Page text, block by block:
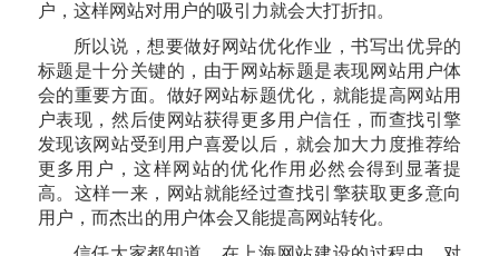
户，这样网站对用户的吸引力就会大打折扣。
所以说，想要做好网站优化作业，书写出优异的
标题是十分关键的，由于网站标题是表现网站用户体
会的重要方面。做好网站标题优化，就能提高网站用
户表现，然后使网站获得更多用户信任，而查找引擎
发现该网站受到用户喜爱以后，就会加大力度推荐给
更多用户，这样网站的优化作用必然会得到显著提
高。这样一来，网站就能经过查找引擎获取更多意向
用户，而杰出的用户体会又能提高网站转化。